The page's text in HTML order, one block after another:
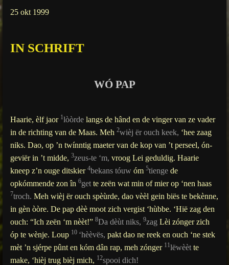
25 okt 1999
IN SCHRIFT
WÓ PAP
Haarie, èlf jaor 1lòòrde langs de hând en de vinger van ze vader
in de richting van de Maas. Meh 2wièj ër ouch keek, ‘hee zaag
niks. Dao, op ’n twínntig maeter van de kop van ’t perseel, ón-
geviër in ’t midde, 3zeus-te ‘m, vroog Lei geduldig. Haarie
kneep z’n ouge ditskier 4bekans tóuw óm 5tienge de
opkómmende zon în 6get te zeën wat min of mier op ‘nen haas
7troch. Meh wièj ër ouch spèùrde, dao vèèl gein biës te bekènne,
in gèn òòre. De pap dèè moot zich vergist ‘hùbbe. ‘Hië zag den
ouch: “Ich zeën ‘m nèèt!” 8Da dèùt niks, 9zag Lèi zónger zich
óp te wènje. Loup 10 ‘hèèvës, pakt dao ne reek en ouch ‘ne stek
mèt ’n sjérpe pûnt en kóm dân rap, meh zónger 11lëwèèt te
make, ‘hièj trug bièj mich, 12spooi dich!